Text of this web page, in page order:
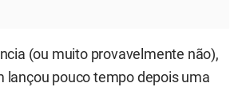
(ou muito provavelmente não),
lançou pouco tempo depois uma